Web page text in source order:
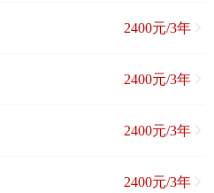
2400元/3年
2400元/3年
2400元/3年
2400元/3年